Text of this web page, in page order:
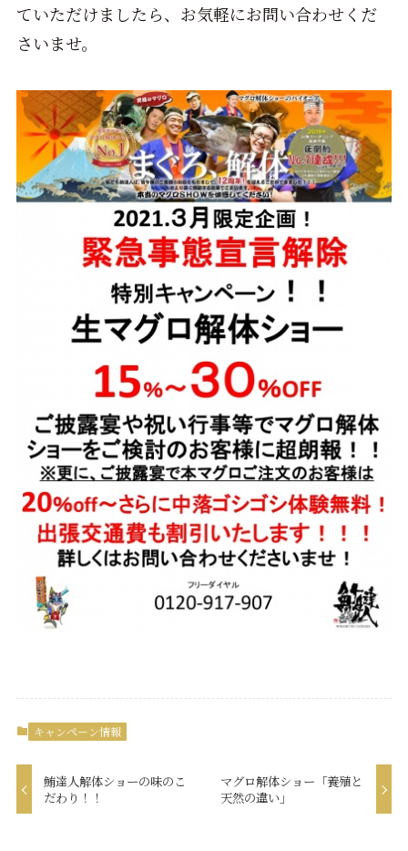
ていただけましたら、お気軽にお問い合わせくだ
さいませ。
キャンペーン情報
鮪達人解体ショーの味のこ
だわり！！
マグロ解体ショー「養殖と
天然の違い」